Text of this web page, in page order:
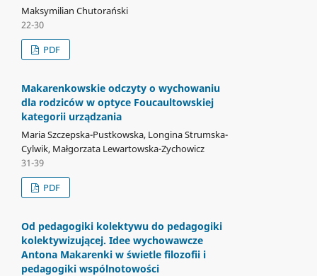
Maksymilian Chutorański
22-30
PDF
Makarenkowskie odczyty o wychowaniu
dla rodziców w optyce Foucaultowskiej
kategorii urządzania
Maria Szczepska-Pustkowska, Longina Strumska-
Cylwik, Małgorzata Lewartowska-Zychowicz
31-39
PDF
Od pedagogiki kolektywu do pedagogiki
kolektywizującej. Idee wychowawcze
Antona Makarenki w świetle filozofii i
pedagogiki wspólnotowości